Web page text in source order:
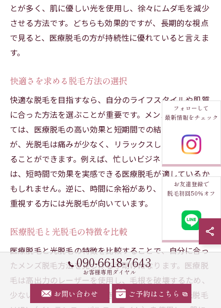
とが多く、肌に優しい光を使用し、徐々にムダ毛を減少
させる方法です。どちらも効果的ですが、長期的な視点
で見ると、医療脱毛の方が持続性に優れていると言えま
す。
快適さを求める脱毛方法の選択
快適な脱毛を目指すなら、自分のライフスタイルや肌質
に合った方法を選ぶことが重要です。メンズ脱毛におい
ては、医療脱毛の高い効果と短期間での結果が魅力です
が、光脱毛は痛みが少なく、リラックスした環境で受け
ることができます。例えば、忙しいビジネスパーソンに
は、短時間で効果を実感できる医療脱毛が適しているか
もしれません。逆に、時間に余裕があり、リラックスを
重視する方には光脱毛が向いています。
医療脱毛と光脱毛の特徴を比較
医療脱毛と光脱毛の特徴を比較することで、自分に合っ
たメンズ脱毛方法を見つける手助けになります。医療脱
毛は高出力のレーザーを使用し、毛根を破壊するため、
少ない回数で効果を実感できます。これに対し、光脱毛
フォローして
最新情報をチェック
お友達登録で
脱毛初回50％オフ
090-6618-7643
お客様専用ダイヤル
お問い合わせ ご予約はこちら